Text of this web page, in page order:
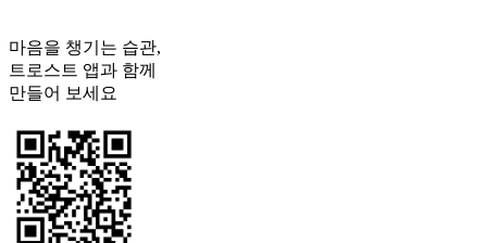
마음을 챙기는 습관,
트로스트 앱과 함께
만들어 보세요